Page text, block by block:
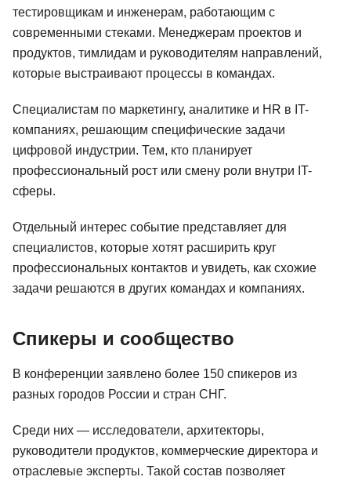
тестировщикам и инженерам, работающим с
современными стеками. Менеджерам проектов и
продуктов, тимлидам и руководителям направлений,
которые выстраивают процессы в командах.
Специалистам по маркетингу, аналитике и HR в IT-
компаниях, решающим специфические задачи
цифровой индустрии. Тем, кто планирует
профессиональный рост или смену роли внутри IT-
сферы.
Отдельный интерес событие представляет для
специалистов, которые хотят расширить круг
профессиональных контактов и увидеть, как схожие
задачи решаются в других командах и компаниях.
Спикеры и сообщество
В конференции заявлено более 150 спикеров из
разных городов России и стран СНГ.
Среди них — исследователи, архитекторы,
руководители продуктов, коммерческие директора и
отраслевые эксперты. Такой состав позволяет